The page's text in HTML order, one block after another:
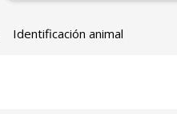
Identificación animal